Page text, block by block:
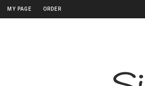
MY PAGE ORDER